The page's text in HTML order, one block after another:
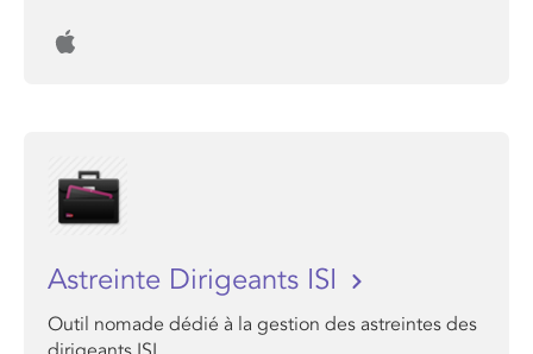
Astreinte Dirigeants ISI
Outil nomade dédié à la gestion des astreintes des